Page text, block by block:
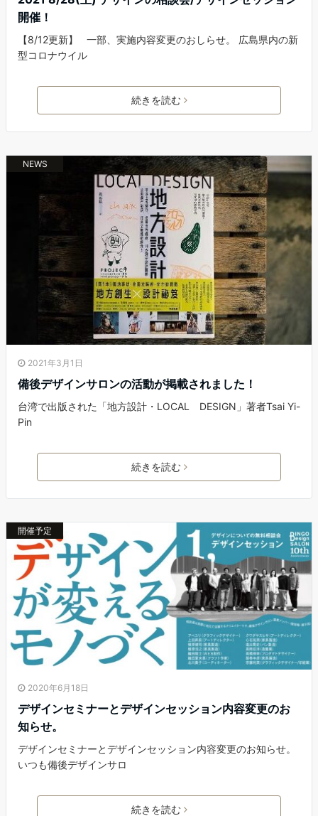
開催！
【8/12更新】 一部、実施内容変更のおしらせ。 広島県内の新
型コロナウイル
続きを読む
NEWS
2021年3月1日
備後デザインサロンの活動が掲載されました！
台湾で出版された「地方設計・LOCAL DESIGN」著者Tsai Yi-
Pin
続きを読む
開催予定
2020年6月18日
デザインセミナーとデザインセッション内容変更のお
知らせ。
デザインセミナーとデザインセッション内容変更のお知らせ。
いつも備後デザインサロ
続きを読む